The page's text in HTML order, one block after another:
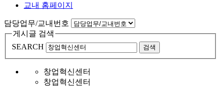
교내 홈페이지
담당업무/교내번호
게시글 검색
SEARCH
검색
창업혁신센터
창업혁신센터